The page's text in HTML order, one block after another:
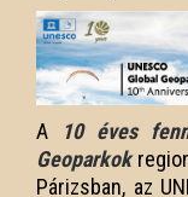
A
10 éves
Geoparkok
Párizsban, az